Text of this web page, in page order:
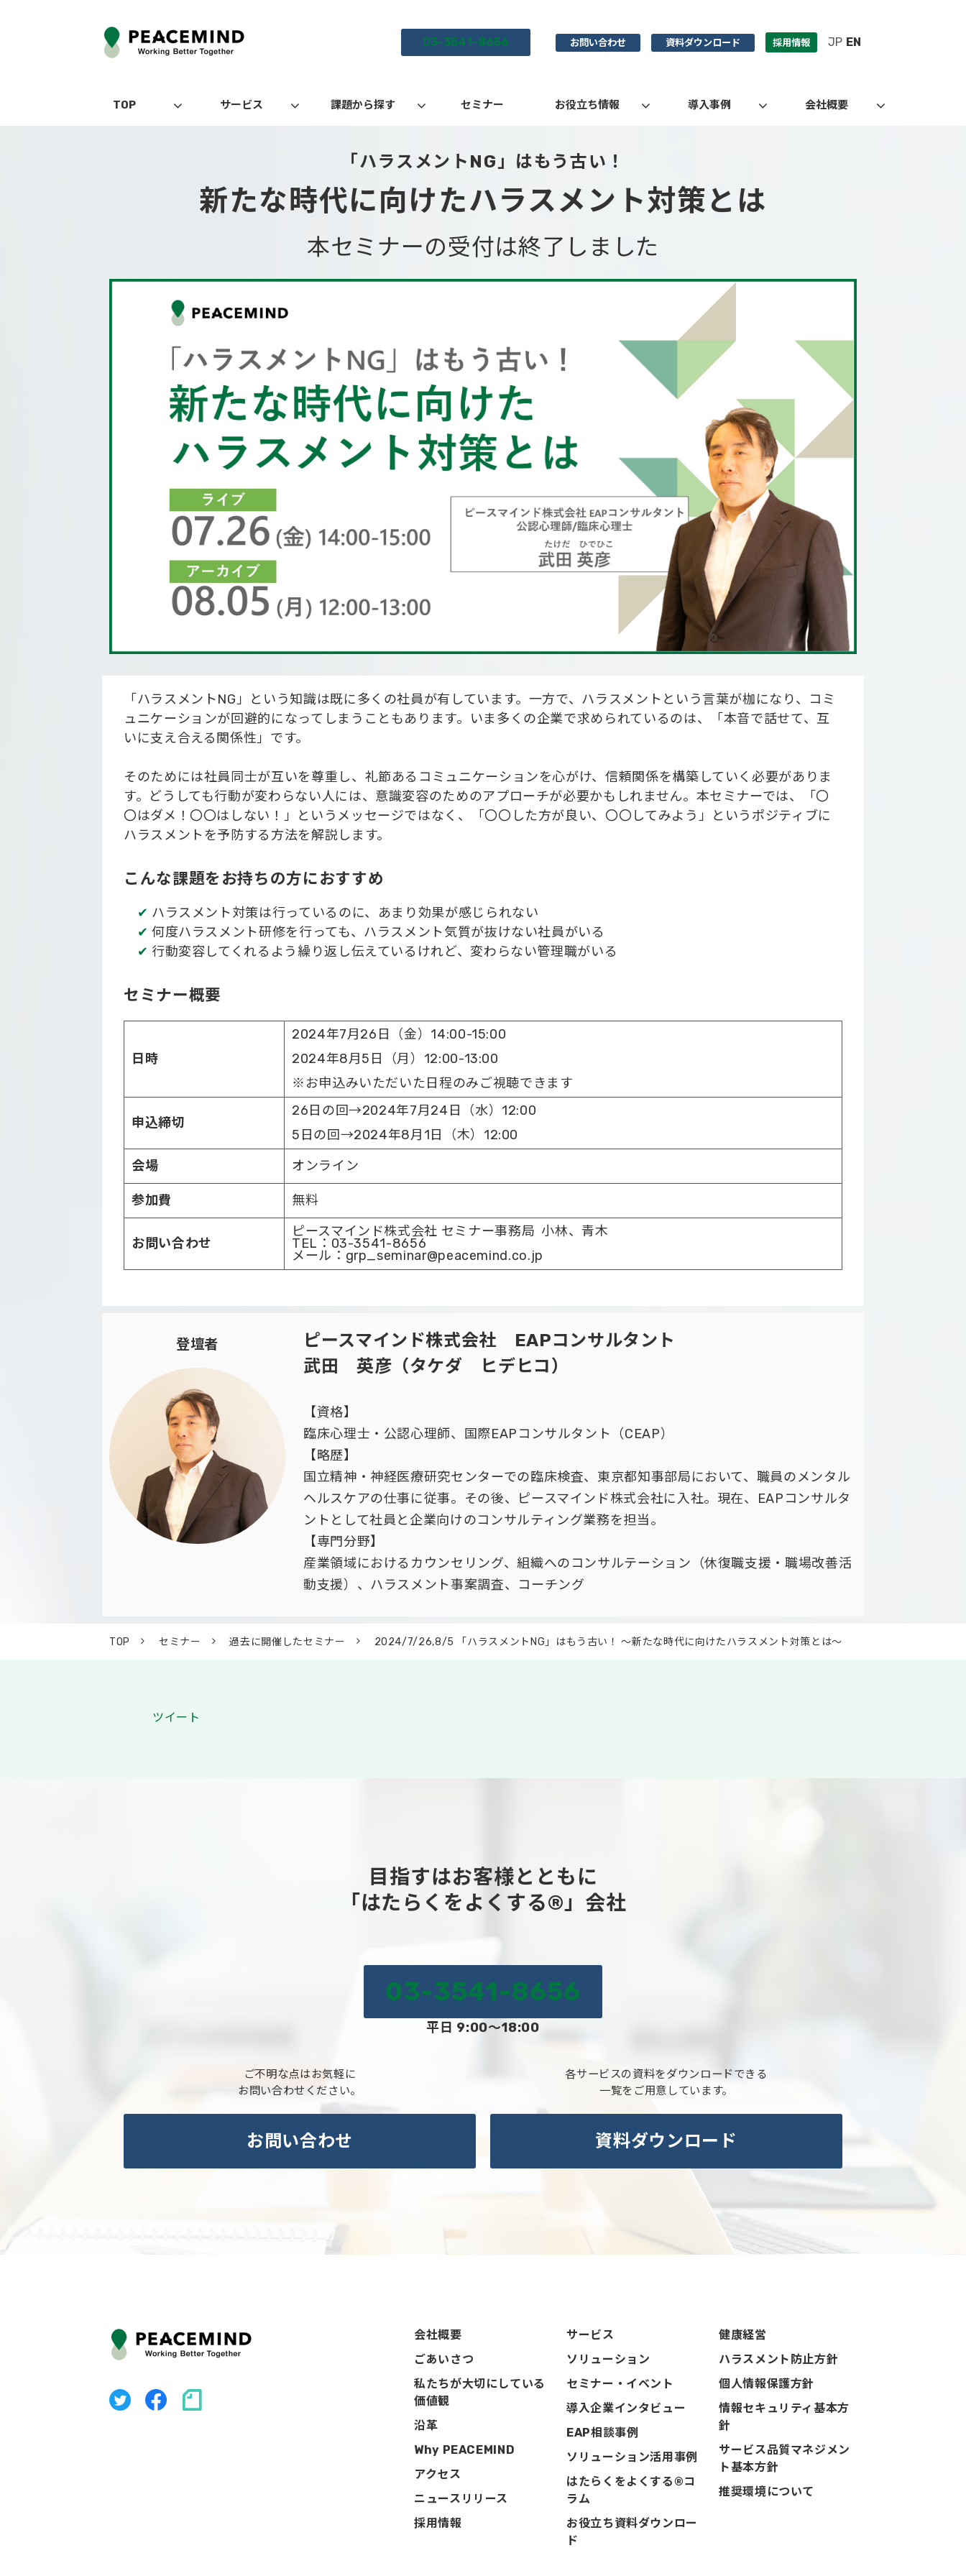
03-3541-8656 お問い合わせ 資料ダウンロード 採用情報 JP EN
TOP サービス 課題から探す セミナー お役立ち情報 導入事例 会社概要
「ハラスメントNG」はもう古い！
新たな時代に向けたハラスメント対策とは
本セミナーの受付は終了しました
「ハラスメントNG」という知識は既に多くの社員が有しています。一方で、ハラスメントという言葉が枷になり、コミ
ュニケーションが回避的になってしまうこともあります。いま多くの企業で求められているのは、「本音で話せて、互
いに支え合える関係性」です。
そのためには社員同士が互いを尊重し、礼節あるコミュニケーションを心がけ、信頼関係を構築していく必要がありま
す。どうしても行動が変わらない人には、意識変容のためのアプローチが必要かもしれません。本セミナーでは、「〇
〇はダメ！〇〇はしない！」というメッセージではなく、「〇〇した方が良い、〇〇してみよう」というポジティブに
ハラスメントを予防する方法を解説します。
こんな課題をお持ちの方におすすめ
✔ ハラスメント対策は行っているのに、あまり効果が感じられない
✔ 何度ハラスメント研修を行っても、ハラスメント気質が抜けない社員がいる
✔ 行動変容してくれるよう繰り返し伝えているけれど、変わらない管理職がいる
セミナー概要
日時
2024年7月26日（金）14:00-15:00
2024年8月5日（月）12:00-13:00
※お申込みいただいた日程のみご視聴できます
申込締切
26日の回→2024年7月24日（水）12:00
5日の回→2024年8月1日（木）12:00
会場
オンライン
参加費 無料
お問い合わせ
ピースマインド株式会社 セミナー事務局 小林、青木
TEL：03-3541-8656
メール：grp_seminar@peacemind.co.jp
登壇者
ピースマインド株式会社 EAPコンサルタント
武田 英彦（タケダ ヒデヒコ）
【資格】
臨床心理士・公認心理師、国際EAPコンサルタント（CEAP）
【略歴】
国立精神・神経医療研究センターでの臨床検査、東京都知事部局において、職員のメンタル
ヘルスケアの仕事に従事。その後、ピースマインド株式会社に入社。現在、EAPコンサルタ
ントとして社員と企業向けのコンサルティング業務を担当。
【専門分野】
産業領域におけるカウンセリング、組織へのコンサルテーション（休復職支援・職場改善活
動支援）、ハラスメント事案調査、コーチング
TOP セミナー 過去に開催したセミナー 2024/7/26,8/5 「ハラスメントNG」はもう古い！ ～新たな時代に向けたハラスメント対策とは～
ツイート
目指すはお客様とともに
「はたらくをよくする®」会社
03-3541-8656
平日 9:00～18:00
ご不明な点はお気軽に
お問い合わせください。
お問い合わせ
各サービスの資料をダウンロードできる
一覧をご用意しています。
資料ダウンロード
会社概要
ごあいさつ
私たちが大切にしている
価値観
沿革
Why PEACEMIND
アクセス
ニュースリリース
採用情報
サービス
ソリューション
セミナー・イベント
導入企業インタビュー
EAP相談事例
ソリューション活用事例
はたらくをよくする®コ
ラム
お役立ち資料ダウンロー
ド
健康経営
ハラスメント防止方針
個人情報保護方針
情報セキュリティ基本方
針
サービス品質マネジメン
ト基本方針
推奨環境について